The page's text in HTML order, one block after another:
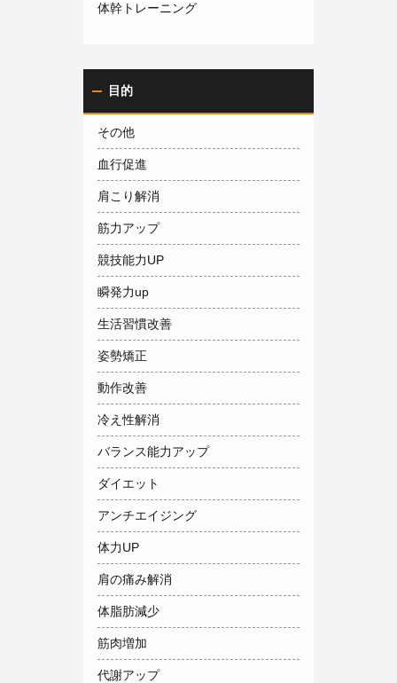
体幹トレーニング
目的
その他
血行促進
肩こり解消
筋力アップ
競技能力UP
瞬発力up
生活習慣改善
姿勢矯正
動作改善
冷え性解消
バランス能力アップ
ダイエット
アンチエイジング
体力UP
肩の痛み解消
体脂肪減少
筋肉増加
代謝アップ